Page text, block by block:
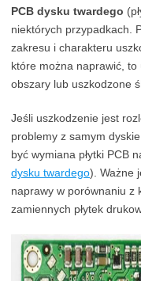
PCB dysku twardego
niektórych przypadkach.
zakresu i charakteru
które można naprawić,
obszary lub uszkodzone
Jeśli uszkodzenie jest
problemy z samym
być wymiana płytki PCB
dysku twardego). Ważne
naprawy w porównaniu z
zamiennych płytek